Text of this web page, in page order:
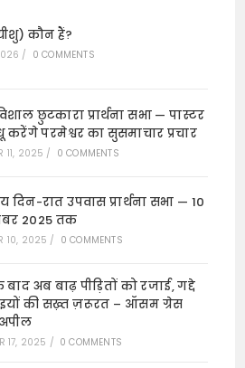
कौन हैं?
/ 0 COMMENTS
छुटकारा प्रार्थना सभा — पास्टर
परमेश्वर का सुसमाचार प्रचार
11, 2025 / 0 COMMENTS
दिन-रात उपवास प्रार्थना सभा — 10
2025 तक
10, 2025 / 0 COMMENTS
अब बाढ़ पीड़ितों को रजाई, गद्दे
की सख़्त ज़रूरत – ऑसम ग्रेस
अपील
17, 2025 / 0 COMMENTS